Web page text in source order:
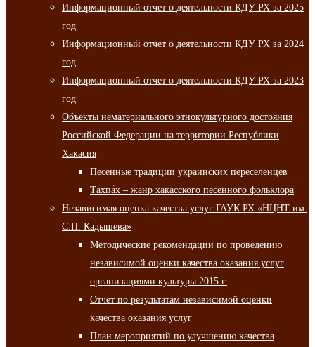
Информационный отчет о деятельности КДУ РХ за 2025
год
Информационный отчет о деятельности КДУ РХ за 2024
год
Информационный отчет о деятельности КДУ РХ за 2023
год
Объекты нематериального этнокультурного достояния
Российской Федерации на территории Республики
Хакасия
Песенные традиции украинских переселенцев
Тахпа́х – жанр хакасского песенного фольклора
Независимая оценка качества услуг ГАУК РХ «НЦНТ им.
С.П. Кадышева»
Методические рекомендации по проведению
независимой оценки качества оказания услуг
организациями культуры 2015 г.
Отчет по результатам независимой оценки
качества оказания услуг
План мероприятий по улучшению качества